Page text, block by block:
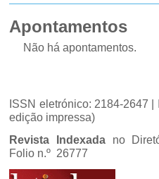
Apontamentos
Não há apontamentos.
ISSN eletrónico: 2184-2647
edição impressa)
Revista Indexadano
Folio n.º 26777